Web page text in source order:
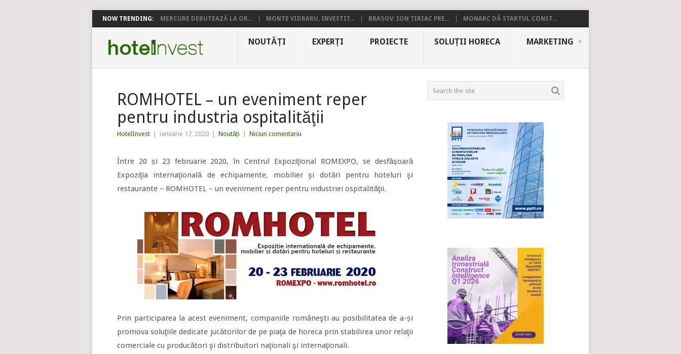
NOW TRENDING: MERCURE DEBUTEAZĂ LA OR... MONTE VIDRARU, INVESTIȚ... BRAȘOV: ION ȚIRIAC PRE... MONARC DĂ STARTUL CONST...
NOUTĂȚI EXPERȚI PROIECTE SOLUȚII HORECA MARKETING
ROMHOTEL – un eveniment reper
pentru industria ospitalităţii
HotelInvest ianuarie 17, 2020 Noutăți Niciun comentariu
Între 20 și 23 februarie 2020, în Centrul Expoziţional ROMEXPO, se desfășoară
Expoziţia internaţională de echipamente, mobilier şi dotări pentru hoteluri şi
restaurante – ROMHOTEL – un eveniment reper pentru industriei ospitalităţii.
Prin participarea la acest eveniment, companiile româneşti au posibilitatea de a-și
promova soluţiile dedicate jucătorilor de pe piaţa de horeca prin stabilirea unor relaţii
comerciale cu producători şi distribuitori naţionali şi internaţionali.